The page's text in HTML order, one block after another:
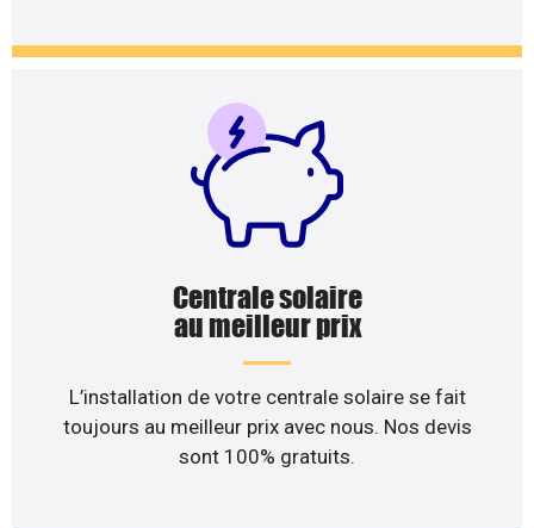
Centrale solaire
au meilleur prix
L’installation de votre centrale solaire se fait
toujours au meilleur prix avec nous. Nos devis
sont 100% gratuits.